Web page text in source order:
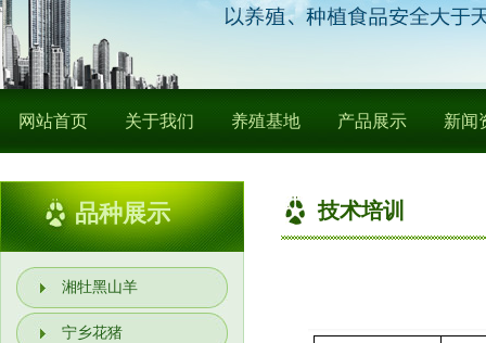
网站首页 关于我们 养殖基地 产品展示 新闻
品种展示
湘牡黑山羊
宁乡花猪
技术培训